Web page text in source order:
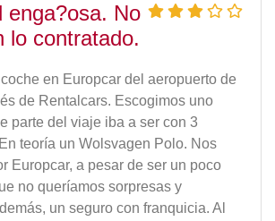
enga?osa. No
lo contratado.
en Europcar del aeropuerto de
de Rentalcars. Escogimos uno
parte del viaje iba a ser con 3
teoría un Wolsvagen Polo. Nos
Europcar, a pesar de ser un poco
no queríamos sorpresas y
un seguro con franquicia. Al